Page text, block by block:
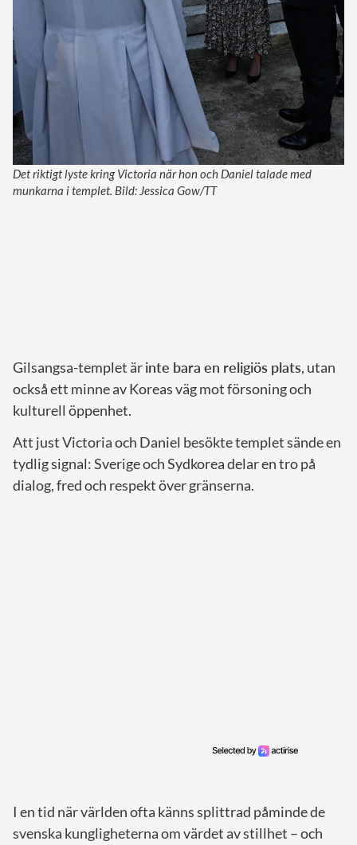
Det riktigt lyste kring Victoria när hon och Daniel talade med
munkarna i templet. Bild: Jessica Gow/TT
Gilsangsa-templet ärinte bara en religiös plats, utan
också ett minne av Koreas väg mot försoning och
kulturell öppenhet.
Att just Victoria och Daniel besökte templet sände en
tydlig signal: Sverige och Sydkorea delar en tro på
dialog, fred och respekt över gränserna.
I en tid när världen ofta känns splittrad påminde de
svenska kungligheterna om värdet av stillhet – och